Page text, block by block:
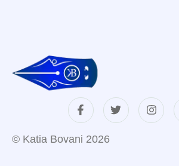
© Katia Bovani 2026